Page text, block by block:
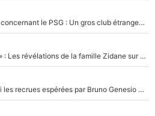
Ferran Torres a pris sa décision concernant le PSG : Un gros club étranger prêt à relancer le feuilleton pour la signature du champion du monde 2026 !
«Il est très heureux et impatient» : Les révélations de la famille Zidane sur sa prise de pouvoir en équipe de France !
Plus de 100M€ pour l'OM : Voici les recrues espérées par Bruno Genesio et Grégory Lorenzi après l’opération dégraissage